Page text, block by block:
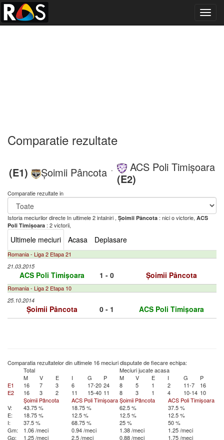
Comparatie rezultate
(E1) Șoimii Pâncota -
ACS Poli Timișoara
(E2)
Comparatie rezultate in
Istoria meciurilor directe In ultimele 2 intalniri , Șoimii Pâncota : nici o victorie, ACS
Poli Timișoara : 2 victorii,
Ultimele meciuri Acasa Deplasare
Romania - Liga 2 Etapa 21
21.03.2015
ACS Poli Timișoara 1 - 0 Șoimii Pâncota
Romania - Liga 2 Etapa 10
25.10.2014
Șoimii Pâncota 0 - 1 ACS Poli Timișoara
Comparatia rezultatelor din ultimele 16 meciuri disputate de fiecare echipa:
Total
Meciuri jucate acasa
M
V E I G P M V E I G
P
E1
16 7 3 6 17-20 24 8 5 1 2 11-7
16
E2
16 3 2 11 15-40 11 8 3 1 4 10-14 10
Șoimii Pâncota
ACS Poli TimișoaraȘoimii Pâncota
ACS Poli Timișoara
V:
43.75 % 18.75 % 62.5 %
37.5 %
E:
18.75 % 12.5 % 12.5 %
12.5 %
I:
37.5 % 68.75 % 25 %
50 %
Gm:
1.06 /meci 0.94 /meci 1.38 /meci
1.25 /meci
Gp:
1.25 /meci 2.5 /meci 0.88 /meci
1.75 /meci